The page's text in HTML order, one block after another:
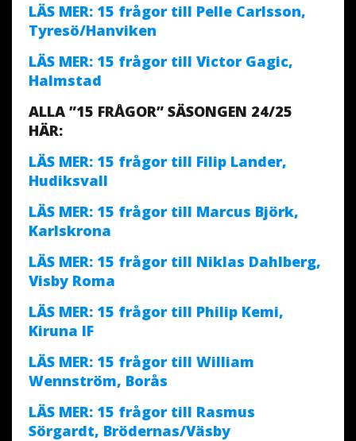
LÄS MER: 15 frågor till Pelle Carlsson,
Tyresö/Hanviken
LÄS MER: 15 frågor till Victor Gagic,
Halmstad
ALLA ”15 FRÅGOR” SÄSONGEN 24/25
HÄR:
LÄS MER: 15 frågor till Filip Lander,
Hudiksvall
LÄS MER: 15 frågor till Marcus Björk,
Karlskrona
LÄS MER: 15 frågor till Niklas Dahlberg,
Visby Roma
LÄS MER: 15 frågor till Philip Kemi,
Kiruna IF
LÄS MER: 15 frågor till William
Wennström, Borås
LÄS MER: 15 frågor till Rasmus
Sörgardt, Brödernas/Väsby